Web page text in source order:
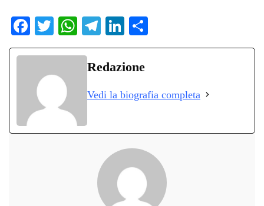
Fa
ce
ok
T
wi
r
W
ha
ts
pp
Te
le
gr
m
Li
nk
ed
on
di
Redazione
Vedi la biografia completa